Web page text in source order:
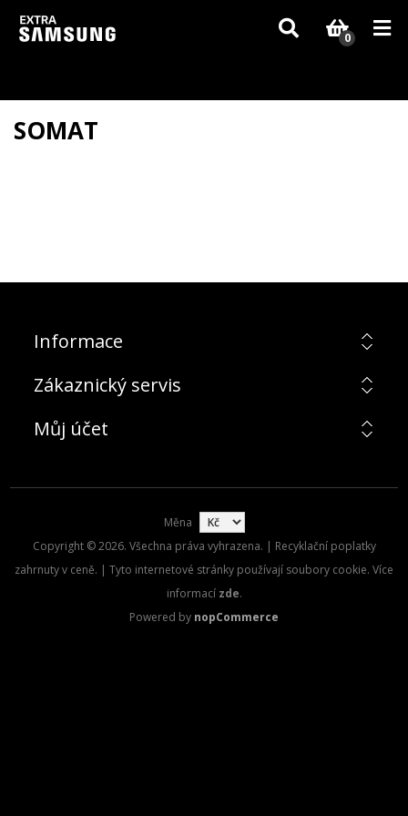
Vzhledem k aktuální situaci se může dodání dílů, které nejsou skladem,
zpozdit. Děkujeme za pochopení.
0
SOMAT
Informace
Zákaznický servis
Můj účet
Měna
Copyright © 2026. Všechna práva vyhrazena. | Recyklační poplatky
zahrnuty v ceně. | Tyto internetové stránky používají soubory cookie. Více
informací zde.
Powered by nopCommerce